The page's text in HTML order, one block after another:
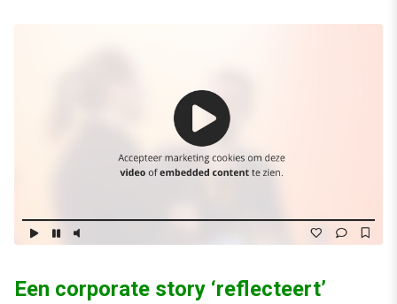
Een corporate story ‘reflecteert’